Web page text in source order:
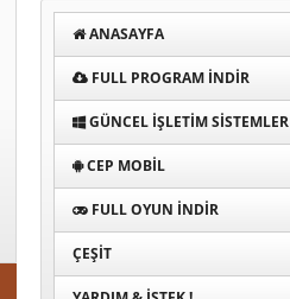
ANASAYFA
FULL PROGRAM INDIR
GÜNCEL İŞLETIM SISTEMLER
CEP MOBIL
FULL OYUN İNDIR
ÇEŞIT